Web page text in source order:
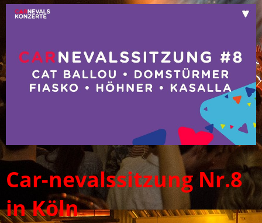
Car-nevalssitzung Nr.8
in Köln